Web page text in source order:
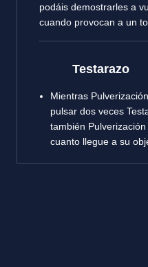
podáis demostrarles a
cuando provocan a un
Testarazo
Mientras
pulsar dos veces
también
cuanto llegue a su